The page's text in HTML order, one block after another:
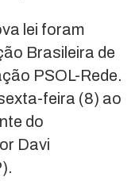
lei foram
Brasileira de
PSOL-Rede.
feira (8) ao
do
Davi